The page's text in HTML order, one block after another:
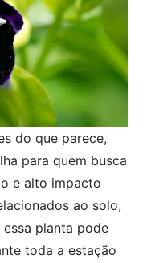
do que parece,
para quem busca
e alto impacto
ao solo,
planta pode
toda a estação